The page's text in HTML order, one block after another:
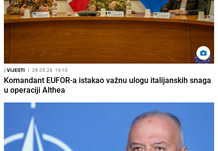
/VIJESTI I 29.05.26. 16:10
Komandant EUFOR-a istakao važnu ulogu italijanskih snaga
u operaciji Althea